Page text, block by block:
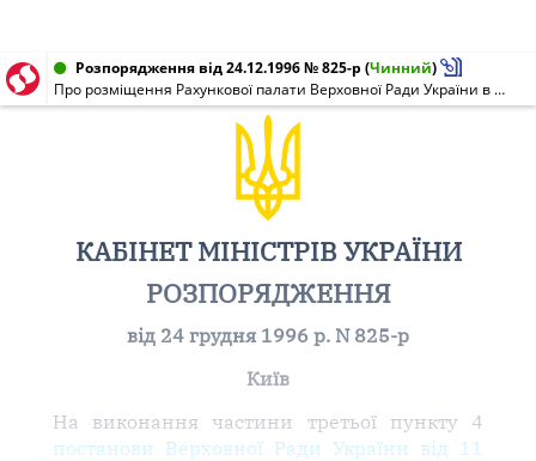
Розпорядження від 24.12.1996 № 825-р (Чинний)
Про розміщення Рахункової палати Верховної Ради України в будинку по вул. М. Коцюбинського, 7, у м. Києві
КАБІНЕТ МІНІСТРІВ УКРАЇНИ
РОЗПОРЯДЖЕННЯ
від 24 грудня 1996 р. N 825-р
Київ
На виконання частини третьої пункту 4
постанови Верховної Ради України від 11